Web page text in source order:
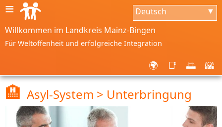
≡ Deutsch ▼
Willkommen im Landkreis Mainz-Bingen
Für Weltoffenheit und erfolgreiche Integration
🌍 📑 🌅 🌇
🏨 Asyl-System > Unterbringung